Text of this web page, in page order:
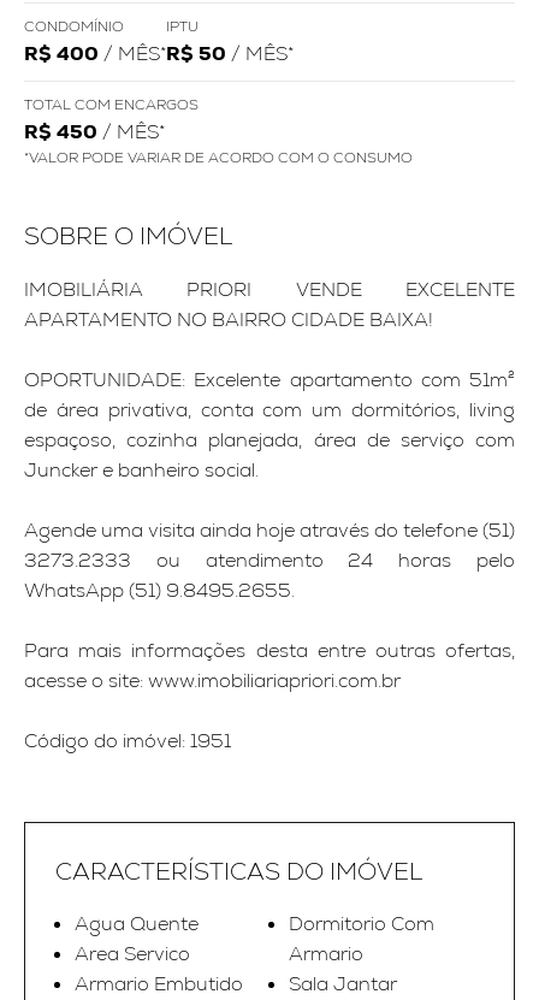
CONDOMÍNIO
R$ 400 / MÊS*
IPTU
R$ 50 / MÊS*
TOTAL COM ENCARGOS
R$ 450 / MÊS*
*VALOR PODE VARIAR DE ACORDO COM O CONSUMO
SOBRE O IMÓVEL
IMOBILIÁRIA PRIORI VENDE EXCELENTE
APARTAMENTO NO BAIRRO CIDADE BAIXA!
OPORTUNIDADE: Excelente apartamento com 51m²
de área privativa, conta com um dormitórios, living
espaçoso, cozinha planejada, área de serviço com
Juncker e banheiro social.
Agende uma visita ainda hoje através do telefone (51)
3273.2333 ou atendimento 24 horas pelo
WhatsApp (51) 9.8495.2655.
Para mais informações desta entre outras ofertas,
acesse o site: www.imobiliariapriori.com.br
Código do imóvel: 1951
CARACTERÍSTICAS DO IMÓVEL
Agua Quente
Area Servico
Armario Embutido
Dormitorio Com
Armario
Sala Jantar